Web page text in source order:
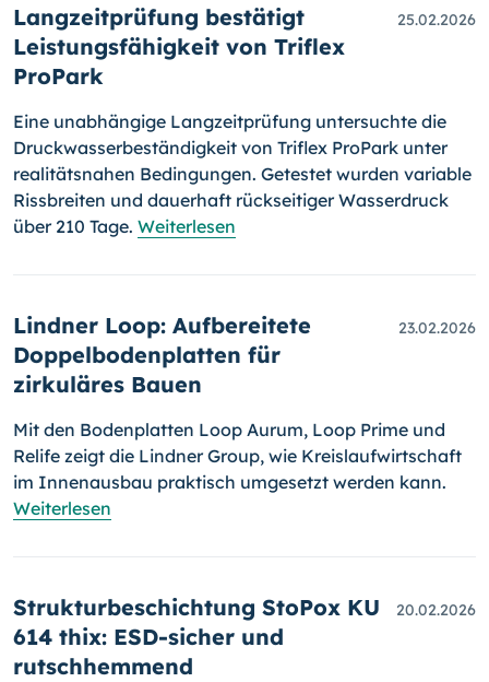
Langzeitprüfung bestätigt
Leistungsfähigkeit von Triflex
ProPark
25.02.2026
Eine unabhängige Langzeitprüfung untersuchte die
Druckwasserbeständigkeit von Triflex ProPark unter
realitätsnahen Bedingungen. Getestet wurden variable
Rissbreiten und dauerhaft rückseitiger Wasserdruck
über 210 Tage. Weiterlesen
Lindner Loop: Aufbereitete
Doppelbodenplatten für
zirkuläres Bauen
23.02.2026
Mit den Bodenplatten Loop Aurum, Loop Prime und
Relife zeigt die Lindner Group, wie Kreislaufwirtschaft
im Innenausbau praktisch umgesetzt werden kann.
Weiterlesen
Strukturbeschichtung StoPox KU
614 thix: ESD-sicher und
rutschhemmend
20.02.2026